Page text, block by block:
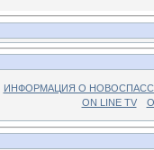
ИНФОРМАЦИЯ О
ON LINE TV